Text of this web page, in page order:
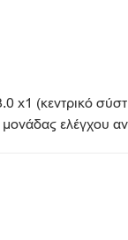
x1 (κεντρικό
ελέγχου